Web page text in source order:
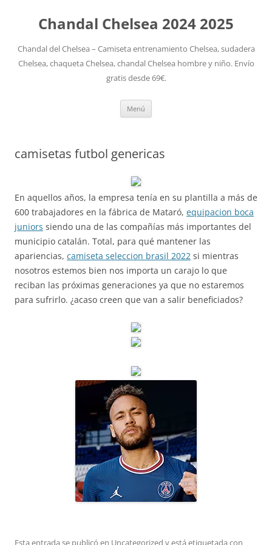
Chandal Chelsea 2024 2025
Chandal del Chelsea – Camiseta entrenamiento Chelsea, sudadera
Chelsea, chaqueta Chelsea, chandal Chelsea hombre y niño. Envío
gratis desde 69€.
Menú
camisetas futbol genericas
En aquellos años, la empresa tenía en su plantilla a más de
600 trabajadores en la fábrica de Mataró, equipacion boca
juniors siendo una de las compañías más importantes del
municipio catalán. Total, para qué mantener las
apariencias, camiseta seleccion brasil 2022 si mientras
nosotros estemos bien nos importa un carajo lo que
reciban las próximas generaciones ya que no estaremos
para sufrirlo. ¿acaso creen que van a salir beneficiados?
Esta entrada se publicó en Uncategorized y está etiquetada con